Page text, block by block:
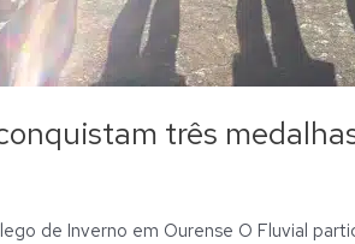
três
de Inverno em Ourense O Fluvial